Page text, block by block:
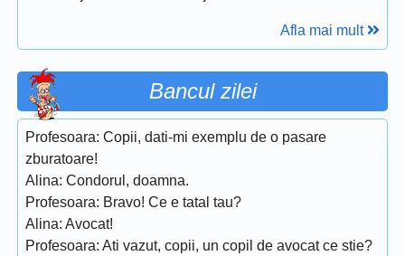
Afla mai mult
Bancul zilei
Profesoara: Copii, dati-mi exemplu de o pasare
zburatoare!
Alina: Condorul, doamna.
Profesoara: Bravo! Ce e tatal tau?
Alina: Avocat!
Profesoara: Ati vazut, copii, un copil de avocat ce stie?